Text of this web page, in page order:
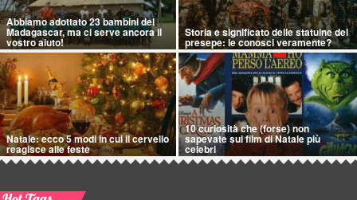
Abbiamo adottato 23 bambini del
Madagascar, ma ci serve ancora il
vostro aiuto!
Storia e significato delle statuine del
presepe: le conosci veramente?
Natale: ecco 5 modi in cui il cervello
reagisce alle feste
10 curiosità che (forse) non
sapevate sui film di Natale più
celebri